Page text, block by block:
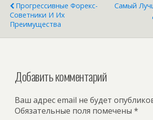
Прогрессивные Форекс-
Советники И Их
Преимущества
Самый
Добавить комментарий
Ваш адрес email не будет
Обязательные поля помечены *